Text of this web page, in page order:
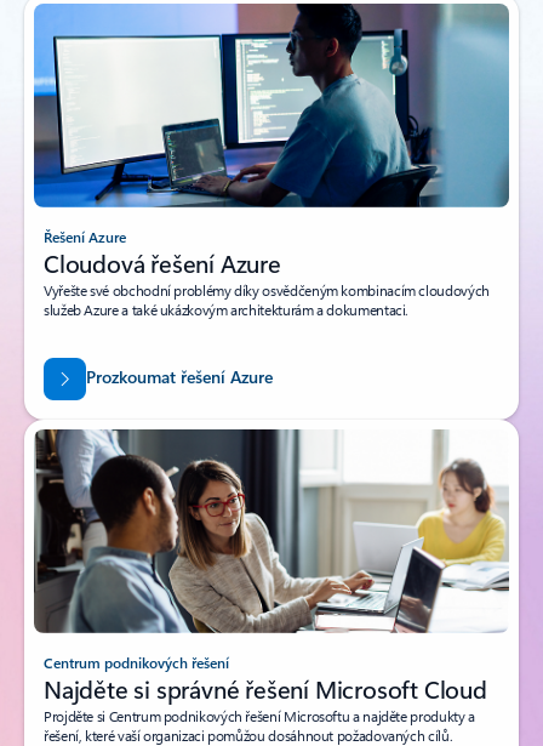
Řešení Azure
Cloudová řešení Azure
Vyřešte své obchodní problémy díky osvědčeným kombinacím cloudových
služeb Azure a také ukázkovým architekturám a dokumentaci.
Prozkoumat řešení Azure
Centrum podnikových řešení
Najděte si správné řešení Microsoft Cloud
Projděte si Centrum podnikových řešení Microsoftu a najděte produkty a
řešení, které vaší organizaci pomůžou dosáhnout požadovaných cílů.